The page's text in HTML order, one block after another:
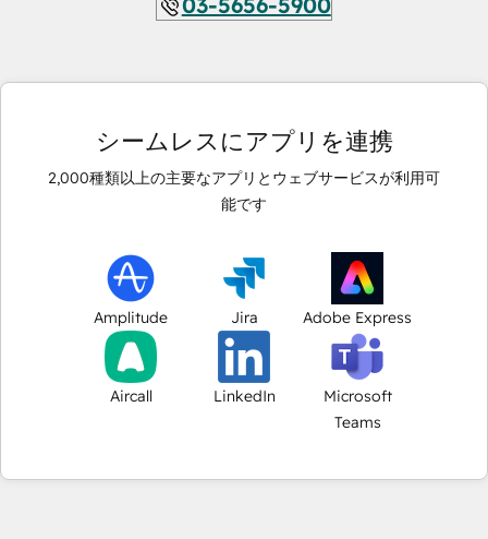
シームレスにアプリを連携
2,000種類以上の主要なアプリとウェブサービスが利用可
能です
Amplitude Jira Adobe Express
Aircall LinkedIn
Microsoft
Teams